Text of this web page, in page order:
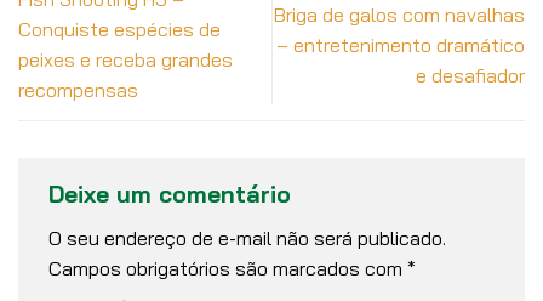
Conquiste espécies de
peixes e receba grandes
recompensas
Briga de galos com navalhas
– entretenimento dramático
e desafiador
Deixe um comentário
O seu endereço de e-mail não será publicado.
Campos obrigatórios são marcados com *